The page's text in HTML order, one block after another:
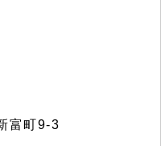
富町9-3